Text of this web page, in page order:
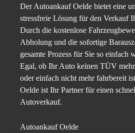
Der Autoankauf Oelde bietet eine
stressfreie Lösung für den Verkauf
Durch die kostenlose
Abholung und die sofortige
gesamte Prozess für Sie so einfach
Egal, ob Ihr Auto keinen TÜV
oder einfach nicht mehr fahrbereit
Oelde ist Ihr Partner für einen
Autoverkauf.
Autoankauf Oelde